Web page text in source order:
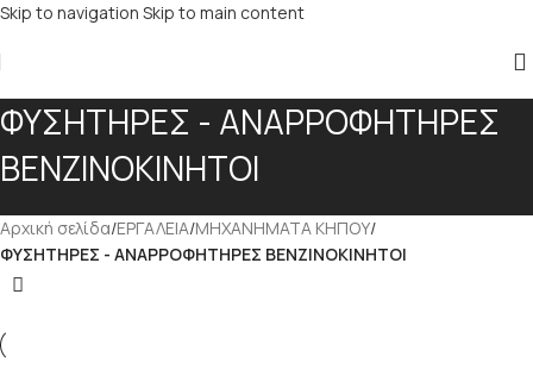
Skip to navigation Skip to main content
ΦΥΣΗΤΗΡΕΣ - ΑΝΑΡΡΟΦΗΤΗΡΕΣ
ΒΕΝΖΙΝΟΚΙΝΗΤΟΙ
Αρχική σελίδα/ΕΡΓΑΛΕΙΑ/ΜΗΧΑΝΗΜΑΤΑ ΚΗΠΟΥ/
ΦΥΣΗΤΗΡΕΣ - ΑΝΑΡΡΟΦΗΤΗΡΕΣ ΒΕΝΖΙΝΟΚΙΝΗΤΟΙ